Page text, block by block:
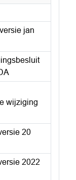
jan
wijziging
20
2022